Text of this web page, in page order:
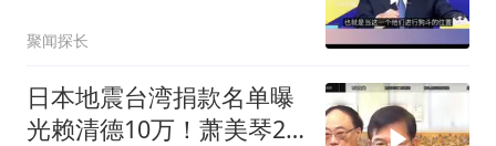
对武力！
聚闻探长
日本地震台湾捐款名单曝
光赖清德10万！萧美琴20